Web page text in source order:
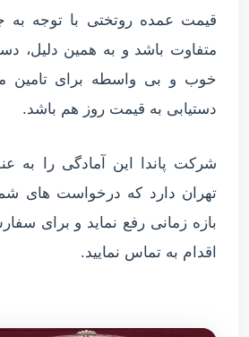
قیمت عمده روتختی با توجه به
متفاوت باشد و به همین دلیل،
خوب و بی واسطه برای تامین
دستیابی به قیمت روز هم باشد.
شرکت پاندا این آمادگی را به
تهران دارد که درخواست های
بازه زمانی رفع نماید و برای
اقدام به تماس نمایید.